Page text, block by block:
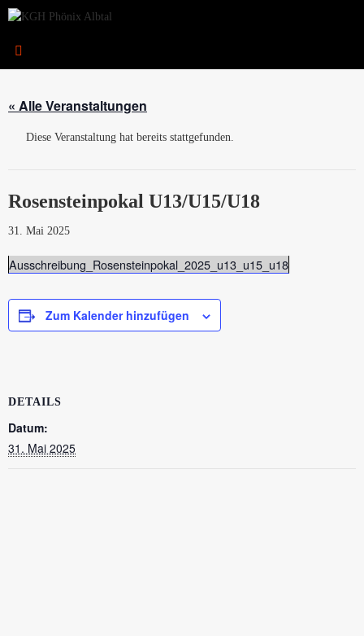
Zum
Inhalt
« Alle Veranstaltungen
Diese Veranstaltung hat bereits stattgefunden.
Rosensteinpokal U13/U15/U18
31. Mai 2025
Ausschreibung_Rosensteinpokal_2025_u13_u15_u18
Zum Kalender hinzufügen
DETAILS
Datum:
31. Mai 2025